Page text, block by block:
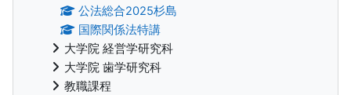
公法総合2025杉島
国際関係法特講
大学院 経営学研究科
大学院 歯学研究科
教職課程